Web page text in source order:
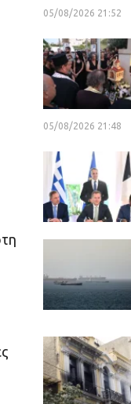
05/08/2026 21:52
05/08/2026 21:48